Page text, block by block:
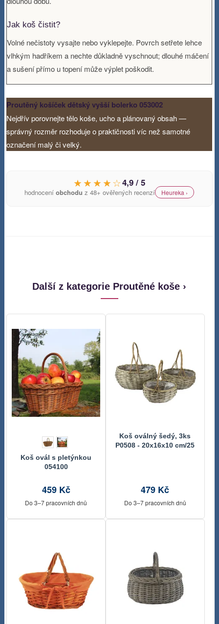
Jak koš čistit?
Volné nečistoty vysajte nebo vyklepejte. Povrch setřete lehce
vlhkým hadříkem a nechte důkladně vyschnout; dlouhé máčení
a sušení přímo u topení může výplet poškodit.
Proutěný košíček dětský vyšší bolerko 053002
Nejdřív porovnejte tělo koše, ucho a plánovaný obsah —
správný rozměr rozhoduje o praktičnosti víc než samotné
označení malý či velký.
★★★★☆4,9 / 5
hodnoceníobchodu z 48+ ověřených recenzí Heureka ›
Další z kategorie Proutěné koše ›
Koš ovál s pletýnkou
054100
459 Kč
Do 3–7 pracovních dnů
Koš oválný šedý, 3ks
P0508 - 20x16x10 cm/25
479 Kč
Do 3–7 pracovních dnů